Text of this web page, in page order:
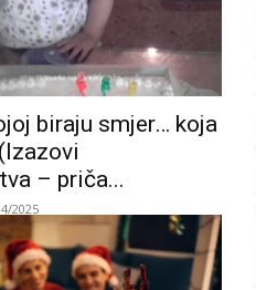
biraju smjer… koja
– priča...
2025